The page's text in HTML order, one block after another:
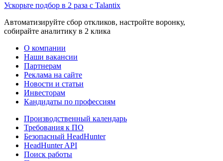
Ускорьте подбор в 2 раза с Talantix
Автоматизируйте сбор откликов, настройте воронку,
собирайте аналитику в 2 клика
О компании
Наши вакансии
Партнерам
Реклама на сайте
Новости и статьи
Инвесторам
Кандидаты по профессиям
Производственный календарь
Требования к ПО
Безопасный HeadHunter
HeadHunter API
Поиск работы